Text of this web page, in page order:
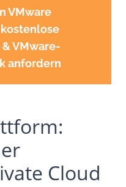
VMware
VMware-
anfordern
Cloud